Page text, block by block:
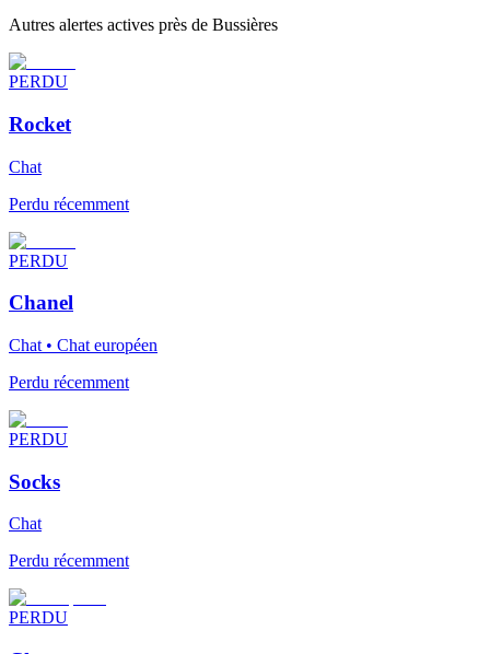
Autres alertes actives près de Bussières
PERDU
Rocket
Chat
Perdu récemment
PERDU
Chanel
Chat • Chat européen
Perdu récemment
PERDU
Socks
Chat
Perdu récemment
PERDU